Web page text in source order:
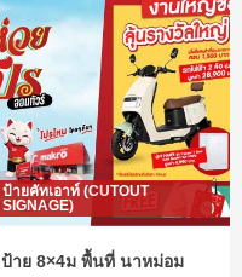
ป้ายคัทเอาท์ (CUTOUT
SIGNAGE)
ป้าย 8×4ม พื้นที่ นาหม่อม